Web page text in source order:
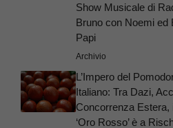
Show Musicale di
Bruno con Noemi ed
Papi
Archivio
L’Impero del
Italiano: Tra Dazi,
Concorrenza Estera,
‘Oro Rosso’ è a